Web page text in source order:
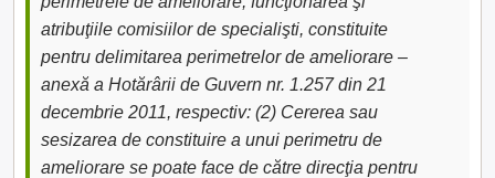
atribuţiile comisiilor de specialişti, constituite
pentru delimitarea perimetrelor de ameliorare –
anexă a Hotărârii de Guvern nr. 1.257 din 21
decembrie 2011, respectiv: (2) Cererea sau
sesizarea de constituire a unui perimetru de
ameliorare se poate face de către direcţia pentru